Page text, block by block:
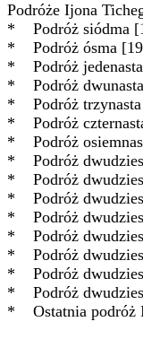
Podróże Ijona
* Podróż siódma
* Podróż ósma
* Podróż
* Podróż
* Podróż trzynasta
* Podróż
* Podróż
* Podróż
* Podróż
* Podróż
* Podróż
* Podróż
* Podróż
* Podróż
* Podróż
* Ostatnia podróż